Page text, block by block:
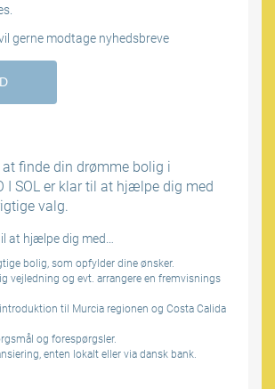
gerne modtage nyhedsbreve
at finde din drømme bolig i
I SOL er klar til at hjælpe dig med
valg.
at hjælpe dig med…
bolig, som opfylder dine ønsker.
vejledning og evt. arrangere en fremvisnings
til Murcia regionen og Costa Calida
og forespørgsler.
enten lokalt eller via dansk bank.